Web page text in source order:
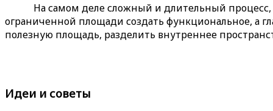
На самом деле сложный и длительный
ограниченной площади создать функциональное, а
полезную площадь, разделить внутреннее
Идеи и советы